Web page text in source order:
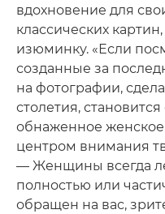
вдохновение для
классических
изюминку. «Если
созданные за
на фотографии,
столетия,
обнаженное женское
центром внимания
— Женщины всегда
полностью или
обращен на вас,